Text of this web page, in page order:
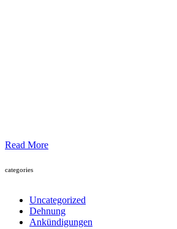
Read More
categories
Uncategorized
Dehnung
Ankündigungen